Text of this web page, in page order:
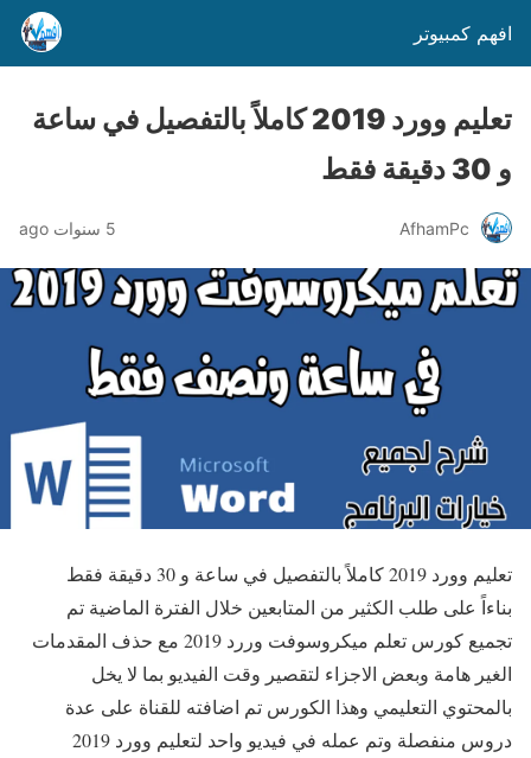
افهم كمبيوتر
تعليم وورد 2019 كاملاً بالتفصيل في ساعة
و 30 دقيقة فقط
AfhamPc 5 سنوات ago
تعليم وورد 2019 كاملاً بالتفصيل في ساعة و 30 دقيقة فقط
بناءاً على طلب الكثير من المتابعين خلال الفترة الماضية تم
تجميع كورس تعلم ميكروسوفت وررد 2019 مع حذف المقدمات
الغير هامة وبعض الاجزاء لتقصير وقت الفيديو بما لا يخل
بالمحتوي التعليمي وهذا الكورس تم اضافته للقناة على عدة
دروس منفصلة وتم عمله في فيديو واحد لتعليم وورد 2019